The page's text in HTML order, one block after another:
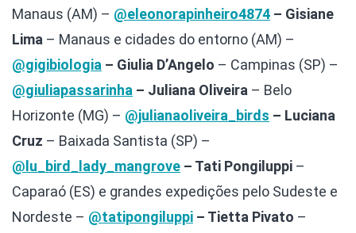
Manaus (AM) – @eleonorapinheiro4874 – Gisiane
Lima – Manaus e cidades do entorno (AM) –
@gigibiologia – Giulia D’Angelo – Campinas (SP) –
@giuliapassarinha – Juliana Oliveira – Belo
Horizonte (MG) – @julianaoliveira_birds – Luciana
Cruz – Baixada Santista (SP) –
@lu_bird_lady_mangrove – Tati Pongiluppi –
Caparaó (ES) e grandes expedições pelo Sudeste e
Nordeste – @tatipongiluppi – Tietta Pivato –